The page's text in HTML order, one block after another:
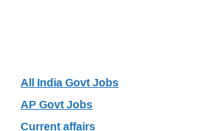
All India Govt Jobs
AP Govt Jobs
Current affairs